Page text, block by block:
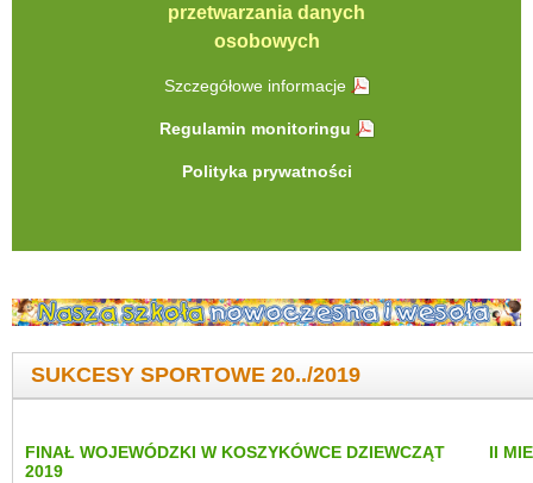
przetwarzania danych
osobowych
Szczegółowe informacje
Regulamin monitoringu
Polityka prywatności
SUKCESY SPORTOWE 20../2019
FINAŁ WOJEWÓDZKI W KOSZYKÓWCE DZIEWCZĄT
2019
II